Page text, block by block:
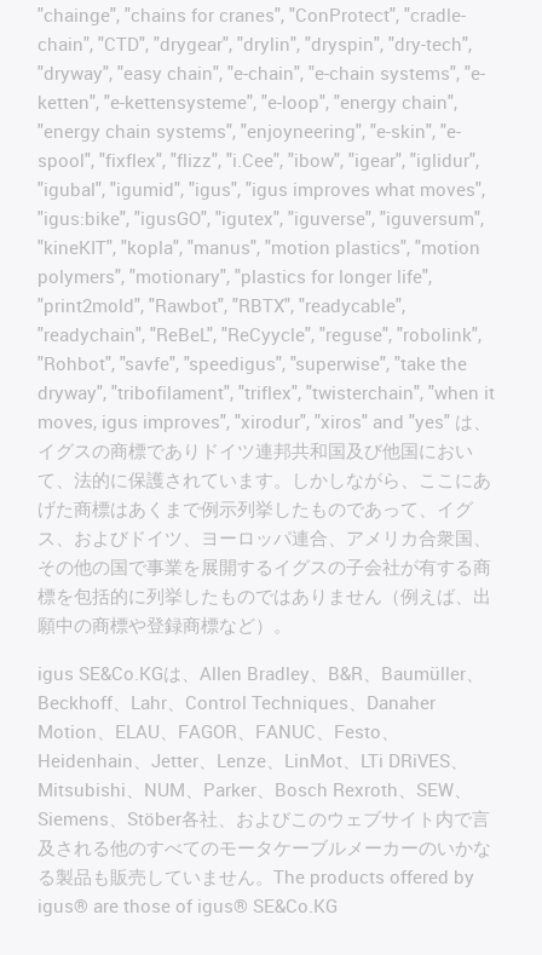
"chainge", "chains for cranes", "ConProtect", "cradle-
chain", "CTD", "drygear", "drylin", "dryspin", "dry-tech",
"dryway", "easy chain", "e-chain", "e-chain systems", "e-
ketten", "e-kettensysteme", "e-loop", "energy chain",
"energy chain systems", "enjoyneering", "e-skin", "e-
spool", "fixflex", "flizz", "i.Cee", "ibow", "igear", "iglidur",
"igubal", "igumid", "igus", "igus improves what moves",
"igus:bike", "igusGO", "igutex", "iguverse", "iguversum",
"kineKIT", "kopla", "manus", "motion plastics", "motion
polymers", "motionary", "plastics for longer life",
"print2mold", "Rawbot", "RBTX", "readycable",
"readychain", "ReBeL", "ReCyycle", "reguse", "robolink",
"Rohbot", "savfe", "speedigus", "superwise", "take the
dryway", "tribofilament", "triflex", "twisterchain", "when it
moves, igus improves", "xirodur", "xiros" and "yes" は、
イグスの商標でありドイツ連邦共和国及び他国におい
て、法的に保護されています。しかしながら、ここにあ
げた商標はあくまで例示列挙したものであって、イグ
ス、およびドイツ、ヨーロッパ連合、アメリカ合衆国、
その他の国で事業を展開するイグスの子会社が有する商
標を包括的に列挙したものではありません（例えば、出
願中の商標や登録商標など）。
igus SE&Co.KGは、Allen Bradley、B&R、Baumüller、
Beckhoff、Lahr、Control Techniques、Danaher
Motion、ELAU、FAGOR、FANUC、Festo、
Heidenhain、Jetter、Lenze、LinMot、LTi DRiVES、
Mitsubishi、NUM、Parker、Bosch Rexroth、SEW、
Siemens、Stöber各社、およびこのウェブサイト内で言
及される他のすべてのモータケーブルメーカーのいかな
る製品も販売していません。The products offered by
igus® are those of igus® SE&Co.KG